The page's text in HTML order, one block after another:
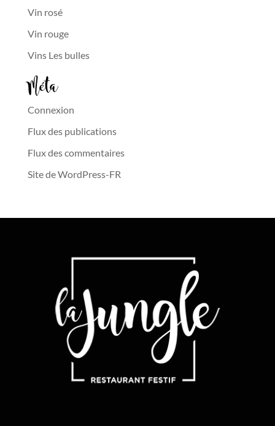
Vin rosé
Vin rouge
Vins Les bulles
Méta
Connexion
Flux des publications
Flux des commentaires
Site de WordPress-FR